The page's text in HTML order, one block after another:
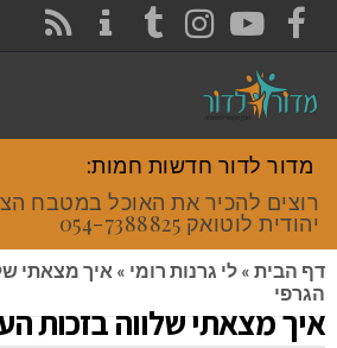
FACEBOOK
YOUTUBE
INSTAGRAM
TUMBLR
מדור לדור חדשות חמות:
רוצים להכיר את האוכל במטבח
יהודית לוטואק 054-7388825.
דף הבית » לי גרנות רומי » איך מצאתי
הגרפי
איך מצאתי שלווה בזכות